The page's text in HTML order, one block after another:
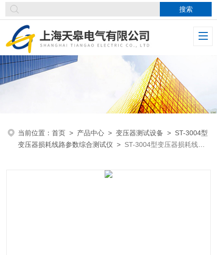
当前位置：首页 > 产品中心 >变压器测试设备 > ST-3004型
变压器损耗线路参数综合测试仪 > ST-3004型变压器损耗线路